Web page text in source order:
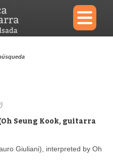
×
Reproductor
Seung Kook, guitarra
Giuliani), interpreted by Oh